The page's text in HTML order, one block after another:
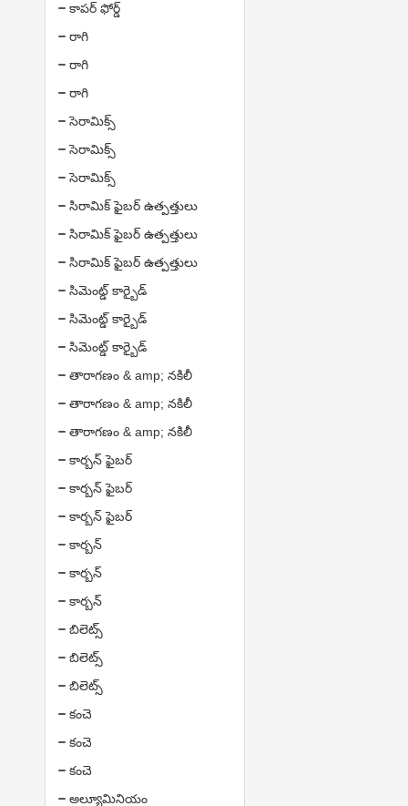
కాపర్ ఫోర్డ్
రాగి
రాగి
రాగి
సెరామిక్స్
సెరామిక్స్
సెరామిక్స్
సిరామిక్ ఫైబర్ ఉత్పత్తులు
సిరామిక్ ఫైబర్ ఉత్పత్తులు
సిరామిక్ ఫైబర్ ఉత్పత్తులు
సిమెంట్డ్ కార్బైడ్
సిమెంట్డ్ కార్బైడ్
సిమెంట్డ్ కార్బైడ్
తారాగణం & amp; నకిలీ
తారాగణం & amp; నకిలీ
తారాగణం & amp; నకిలీ
కార్బన్ ఫైబర్
కార్బన్ ఫైబర్
కార్బన్ ఫైబర్
కార్బన్
కార్బన్
కార్బన్
బిలెట్స్
బిలెట్స్
బిలెట్స్
కంచె
కంచె
కంచె
అల్యూమినియం